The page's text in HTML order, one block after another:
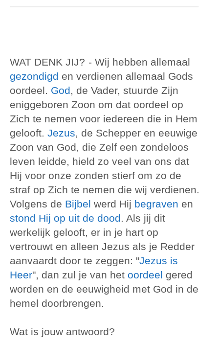
WAT DENK JIJ? - Wij hebben allemaal
gezondigd en verdienen allemaal Gods
oordeel. God, de Vader, stuurde Zijn
eniggeboren Zoon om dat oordeel op
Zich te nemen voor iedereen die in Hem
gelooft. Jezus, de Schepper en eeuwige
Zoon van God, die Zelf een zondeloos
leven leidde, hield zo veel van ons dat
Hij voor onze zonden stierf om zo de
straf op Zich te nemen die wij verdienen.
Volgens de Bijbel werd Hij begraven en
stond Hij op uit de dood. Als jij dit
werkelijk gelooft, er in je hart op
vertrouwt en alleen Jezus als je Redder
aanvaardt door te zeggen: "Jezus is
Heer", dan zul je van het oordeel gered
worden en de eeuwigheid met God in de
hemel doorbrengen.
Wat is jouw antwoord?